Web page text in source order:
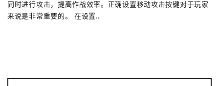
同时进行攻击，提高作战效率。正确设置移动攻击按键对于玩家
来说是非常重要的。 在设置...